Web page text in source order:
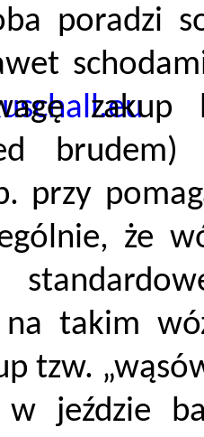
poradzi
zakup
przy
że
na takim
tzw.
w jeździe